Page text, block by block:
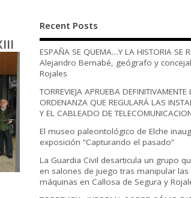
Recent Posts
ESPAÑA SE QUEMA…Y LA HISTORIA SE
Alejandro Bernabé, geógrafo y
Rojales
TORREVIEJA APRUEBA DEFINITIVAMENTE
ORDENANZA QUE REGULARÁ LAS
Y EL CABLEADO DE
El museo paleontológico de Elche
exposición “Capturando el pasado”
La Guardia Civil desarticula un grupo
en salones de juego tras manipular las
máquinas en Callosa de Segura y